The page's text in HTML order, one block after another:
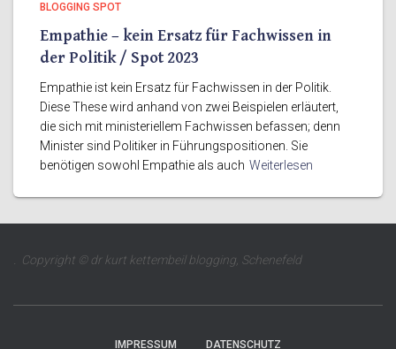
BLOGGING SPOT
Empathie – kein Ersatz für Fachwissen in
der Politik / Spot 2023
Empathie ist kein Ersatz für Fachwissen in der Politik.
Diese These wird anhand von zwei Beispielen erläutert,
die sich mit ministeriellem Fachwissen befassen; denn
Minister sind Politiker in Führungspositionen. Sie
benötigen sowohl Empathie als auch Weiterlesen
. Copyright © dr kurt kettembeil blogging, Schenefeld
IMPRESSUM DATENSCHUTZ